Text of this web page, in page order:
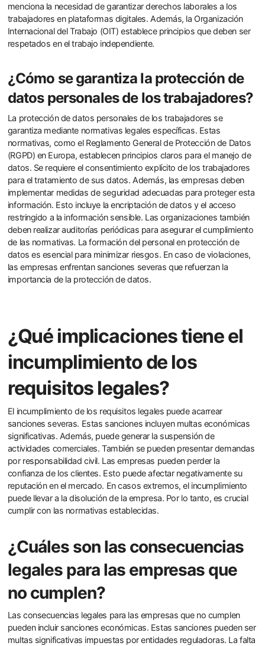
menciona la necesidad de garantizar derechos laborales a los
trabajadores en plataformas digitales. Además, la Organización
Internacional del Trabajo (OIT) establece principios que deben ser
respetados en el trabajo independiente.
¿Cómo se garantiza la protección de
datos personales de los trabajadores?
La protección de datos personales de los trabajadores se
garantiza mediante normativas legales específicas. Estas
normativas, como el Reglamento General de Protección de Datos
(RGPD) en Europa, establecen principios claros para el manejo de
datos. Se requiere el consentimiento explícito de los trabajadores
para el tratamiento de sus datos. Además, las empresas deben
implementar medidas de seguridad adecuadas para proteger esta
información. Esto incluye la encriptación de datos y el acceso
restringido a la información sensible. Las organizaciones también
deben realizar auditorías periódicas para asegurar el cumplimiento
de las normativas. La formación del personal en protección de
datos es esencial para minimizar riesgos. En caso de violaciones,
las empresas enfrentan sanciones severas que refuerzan la
importancia de la protección de datos.
¿Qué implicaciones tiene el
incumplimiento de los
requisitos legales?
El incumplimiento de los requisitos legales puede acarrear
sanciones severas. Estas sanciones incluyen multas económicas
significativas. Además, puede generar la suspensión de
actividades comerciales. También se pueden presentar demandas
por responsabilidad civil. Las empresas pueden perder la
confianza de los clientes. Esto puede afectar negativamente su
reputación en el mercado. En casos extremos, el incumplimiento
puede llevar a la disolución de la empresa. Por lo tanto, es crucial
cumplir con las normativas establecidas.
¿Cuáles son las consecuencias
legales para las empresas que
no cumplen?
Las consecuencias legales para las empresas que no cumplen
pueden incluir sanciones económicas. Estas sanciones pueden ser
multas significativas impuestas por entidades reguladoras. La falta